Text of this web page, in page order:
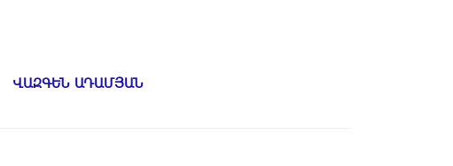
ՎԱԶԳԵՆ ԱԴԱՄՅԱՆ